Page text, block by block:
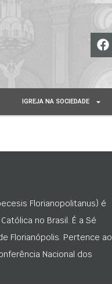
IGREJA NA SOCIEDADE
Florianopolitanus) é
no Brasil. É a Sé
Florianópolis. Pertence ao
Nacional dos